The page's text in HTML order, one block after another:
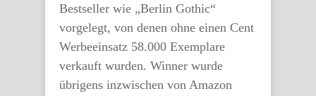
Bestseller wie „Berlin Gothic“
vorgelegt, von denen ohne einen Cent
Werbeeinsatz 58.000 Exemplare
verkauft wurden. Winner wurde
übrigens inzwischen von Amazon